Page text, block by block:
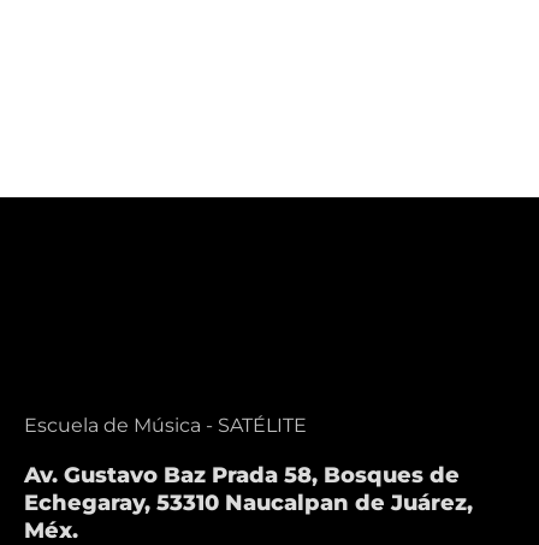
Escuela de Música - SATÉLITE
Av. Gustavo Baz Prada 58, Bosques de
Echegaray, 53310 Naucalpan de Juárez,
Méx.